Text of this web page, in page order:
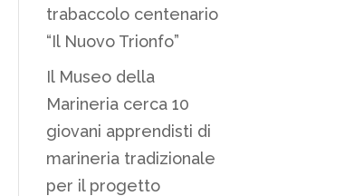
trabaccolo centenario
“Il Nuovo Trionfo”
Il Museo della
Marineria cerca 10
giovani apprendisti di
marineria tradizionale
per il progetto